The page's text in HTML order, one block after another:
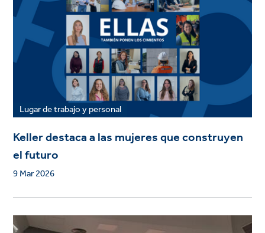
Lugar de trabajo y personal
Keller destaca a las mujeres que construyen
el futuro
9 Mar 2026